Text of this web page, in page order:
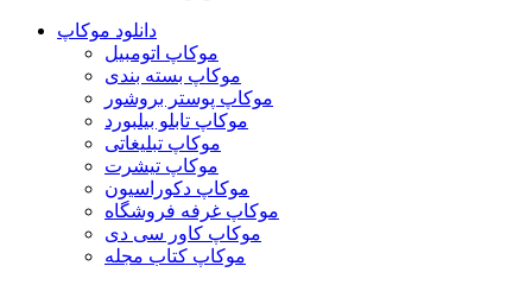
دانلود موکاپ
موکاپ اتومبیل
موکاپ بسته بندی
موکاپ پوستر بروشور
موکاپ تابلو بیلبورد
موکاپ تبلیغاتی
موکاپ تیشرت
موکاپ دکوراسیون
موکاپ غرفه فروشگاه
موکاپ کاور سی دی
موکاپ کتاب مجله